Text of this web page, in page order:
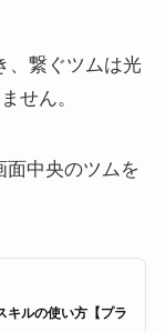
、繋ぐツムは光
せん。
面中央のツムを
キルの使い方【プラ